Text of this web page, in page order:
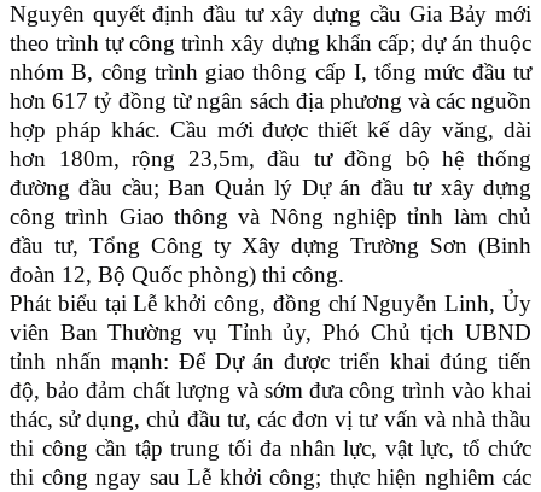
Nguyên quyết định đầu tư xây dựng cầu Gia Bảy mới
theo trình tự công trình xây dựng khẩn cấp; dự án thuộc
nhóm B, công trình giao thông cấp I, tổng mức đầu tư
hơn 617 tỷ đồng từ ngân sách địa phương và các nguồn
hợp pháp khác. Cầu mới được thiết kế dây văng, dài
hơn 180m, rộng 23,5m, đầu tư đồng bộ hệ thống
đường đầu cầu; Ban Quản lý Dự án đầu tư xây dựng
công trình Giao thông và Nông nghiệp tỉnh làm chủ
đầu tư, Tổng Công ty Xây dựng Trường Sơn (Binh
đoàn 12, Bộ Quốc phòng) thi công.
Phát biểu tại Lễ khởi công, đồng chí Nguyễn Linh, Ủy
viên Ban Thường vụ Tỉnh ủy, Phó Chủ tịch UBND
tỉnh nhấn mạnh: Để Dự án được triển khai đúng tiến
độ, bảo đảm chất lượng và sớm đưa công trình vào khai
thác, sử dụng, chủ đầu tư, các đơn vị tư vấn và nhà thầu
thi công cần tập trung tối đa nhân lực, vật lực, tổ chức
thi công ngay sau Lễ khởi công; thực hiện nghiêm các